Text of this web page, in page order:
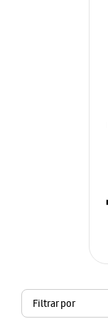
Filtrar por